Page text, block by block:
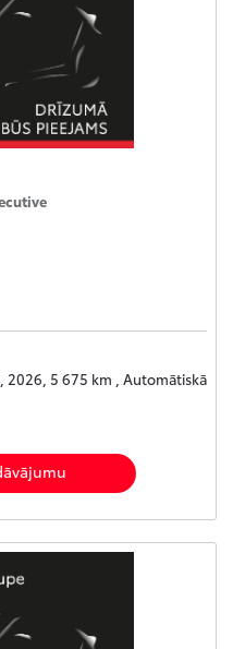
2026, 5 675 km , Automātiskā